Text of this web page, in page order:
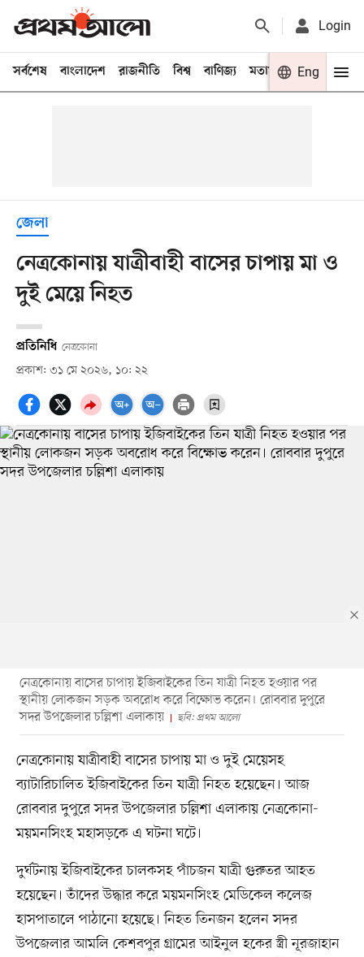
Login
সর্বশেষ বাংলাদেশ রাজনীতি বিশ্ব বাণিজ্য মতামত খেলা
Eng
জেলা
নেত্রকোনায় যাত্রীবাহী বাসের চাপায় মা ও
দুই মেয়ে নিহত
প্রতিনিধি নেত্রকোনা
প্রকাশ: ৩১ মে ২০২৬, ১০: ২২
নেত্রকোনায় বাসের চাপায় ইজিবাইকের তিন যাত্রী নিহত হওয়ার পর
স্থানীয় লোকজন সড়ক অবরোধ করে বিক্ষোভ করেন। রোববার দুপুরে
সদর উপজেলার চল্লিশা এলাকায়
ছবি: প্রথম আলো
নেত্রকোনায় যাত্রীবাহী বাসের চাপায় মা ও দুই মেয়েসহ
ব্যাটারিচালিত ইজিবাইকের তিন যাত্রী নিহত হয়েছেন। আজ
রোববার দুপুরে সদর উপজেলার চল্লিশা এলাকায় নেত্রকোনা-
ময়মনসিংহ মহাসড়কে এ ঘটনা ঘটে।
দুর্ঘটনায় ইজিবাইকের চালকসহ পাঁচজন যাত্রী গুরুতর আহত
হয়েছেন। তাঁদের উদ্ধার করে ময়মনসিংহ মেডিকেল কলেজ
হাসপাতালে পাঠানো হয়েছে। নিহত তিনজন হলেন সদর
উপজেলার আমলি কেশবপুর গ্রামের আইনুল হকের স্ত্রী নূরজাহান